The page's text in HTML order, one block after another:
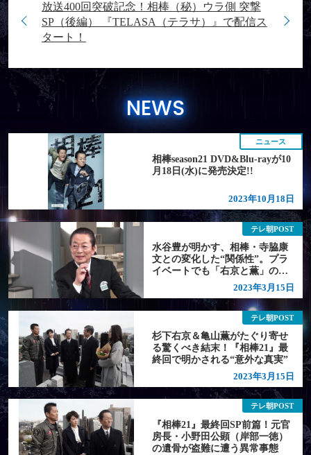
)に発
放送400回突破記念！相棒（秘）ウラ側 突撃
SP（後編） 『TELASA（テラサ）』で配信ス
タート！
相棒
売決定!!
NEWS
ニュース
相棒season21 DVD&Blu-rayが10
月18日(水)に発売決定!!
2023年10月18日
テレ朝POST
水谷豊が明かす、相棒・寺脇康
文との変化した“関係性”。プラ
イベートでも「右京と薫」のよ
2023年3月15日
テレ朝POST
杉下右京＆亀山薫がたぐり寄せ
る驚くべき結末！『相棒21』最
終回で明かされる“意外な真実”
2023年3月15日
テレ朝POST
『相棒21』最終回SP前篇！元官
房長・小野田公顕（岸部一徳）
の遺骨が盗難に遭う異常事態